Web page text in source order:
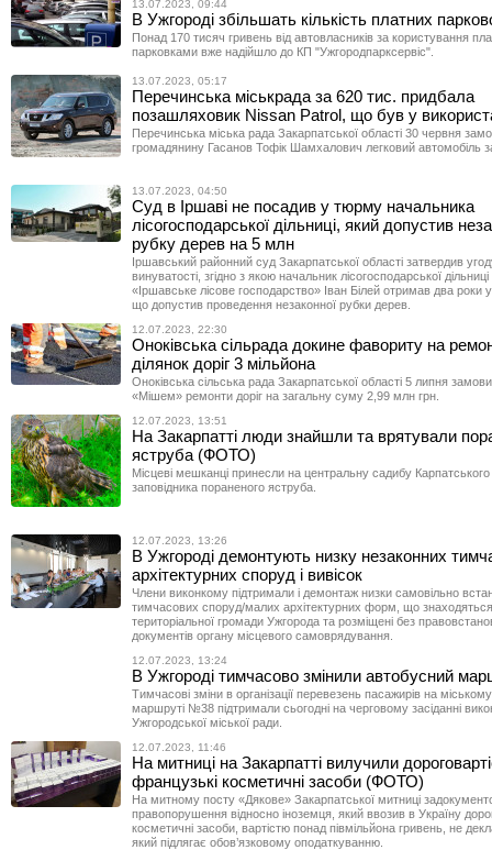
13.07.2023, 09:44
В Ужгороді збільшать кількість платних
Понад 170 тисяч гривень від автовласників за користування
парковками вже надійшло до КП "Ужгородпарксервіс".
13.07.2023, 05:17
Перечинська міськрада за 620 тис. придбала
позашляховик Nissan Patrol, що був у
Перечинська міська рада Закарпатської області 30 червня
громадянину Гасанов Тофік Шамхалович легковий автомобіль
13.07.2023, 04:50
Суд в Іршаві не посадив у тюрму начальника
лісогосподарської дільниці, який допустив
рубку дерев на 5 млн
Іршавський районний суд Закарпатської області затвердив
винуватості, згідно з якою начальник лісогосподарської
«Іршавське лісове господарство» Іван Білей отримав два роки
що допустив проведення незаконної рубки дерев.
12.07.2023, 22:30
Оноківська сільрада докине фавориту на
ділянок доріг 3 мільйона
Оноківська сільська рада Закарпатської області 5 липня
«Мішем» ремонти доріг на загальну суму 2,99 млн грн.
12.07.2023, 13:51
На Закарпатті люди знайшли та врятували
яструба (ФОТО)
Місцеві мешканці принесли на центральну садибу
заповідника пораненого яструба.
12.07.2023, 13:26
В Ужгороді демонтують низку незаконних
архітектурних споруд і вивісок
Члени виконкому підтримали і демонтаж низки самовільно
тимчасових споруд/малих архітектурних форм, що
територіальної громади Ужгорода та розміщені без
документів органу місцевого самоврядування.
12.07.2023, 13:24
В Ужгороді тимчасово змінили автобусний
Тимчасові зміни в організації перевезень пасажирів на
маршруті №38 підтримали сьогодні на черговому засіданні
Ужгородської міської ради.
12.07.2023, 11:46
На митниці на Закарпатті вилучили
французькі косметичні засоби (ФОТО)
На митному посту «Дякове» Закарпатської митниці
правопорушення відносно іноземця, який ввозив в Україну
косметичні засоби, вартістю понад півмільйона гривень, не
який підлягає обов’язковому оподаткуванню.